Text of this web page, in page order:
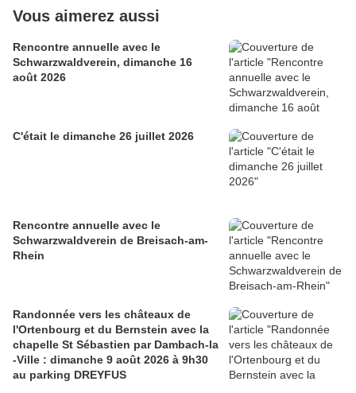
Vous aimerez aussi
Rencontre annuelle avec le
Schwarzwaldverein, dimanche 16
août 2026
C'était le dimanche 26 juillet 2026
Rencontre annuelle avec le
Schwarzwaldverein de Breisach-am-
Rhein
Randonnée vers les châteaux de
l'Ortenbourg et du Bernstein avec la
chapelle St Sébastien par Dambach-la
-Ville : dimanche 9 août 2026 à 9h30
au parking DREYFUS